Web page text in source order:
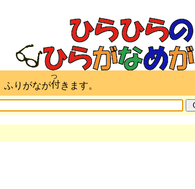
ふりがなが付
つ
きます。